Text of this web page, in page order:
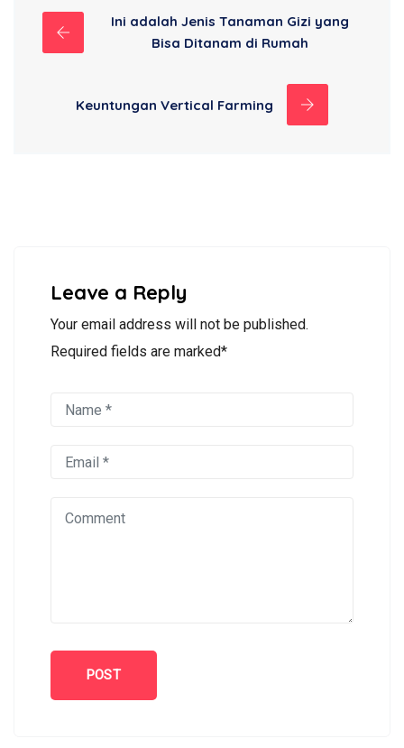
Ini adalah Jenis Tanaman Gizi yang
Bisa Ditanam di Rumah
Keuntungan Vertical Farming
Leave a Reply
Your email address will not be published.
Required fields are marked*